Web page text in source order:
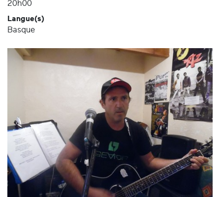
20h00
Langue(s)
Basque